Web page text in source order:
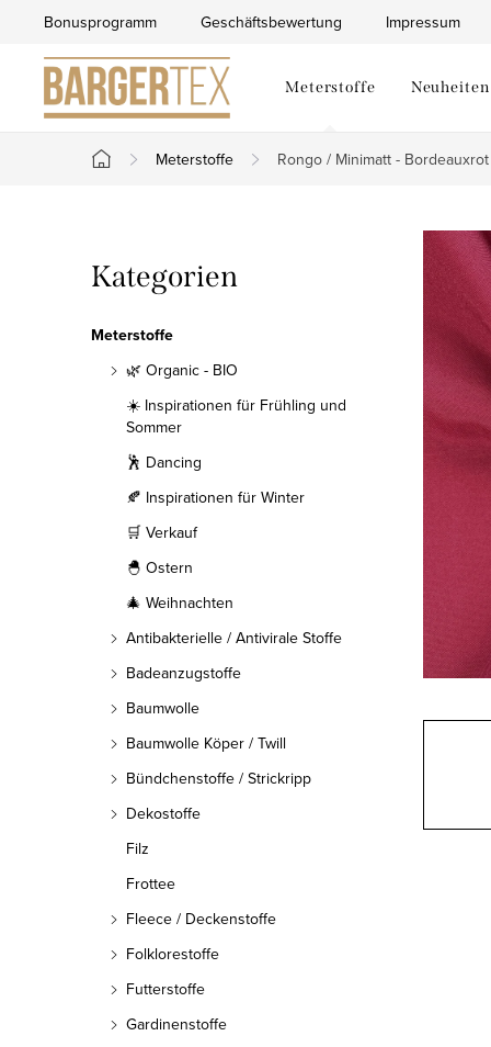
springen
Bonusprogramm Geschäftsbewertung Impressum
Meterstoffe Neuheiten
Startseite
Meterstoffe Rongo / Minimatt - Bordeauxrot
e
i
Kategorien
überspringen
Kategorien
Meterstoffe
🌿 Organic - BIO
☀️ Inspirationen für Frühling und
Sommer
🕺 Dancing
🍂 Inspirationen für Winter
🛒 Verkauf
🐣 Ostern
🎄 Weihnachten
Antibakterielle / Antivirale Stoffe
Badeanzugstoffe
Baumwolle
Baumwolle Köper / Twill
Bündchenstoffe / Strickripp
Dekostoffe
Filz
Frottee
Fleece / Deckenstoffe
Folklorestoffe
Futterstoffe
Gardinenstoffe